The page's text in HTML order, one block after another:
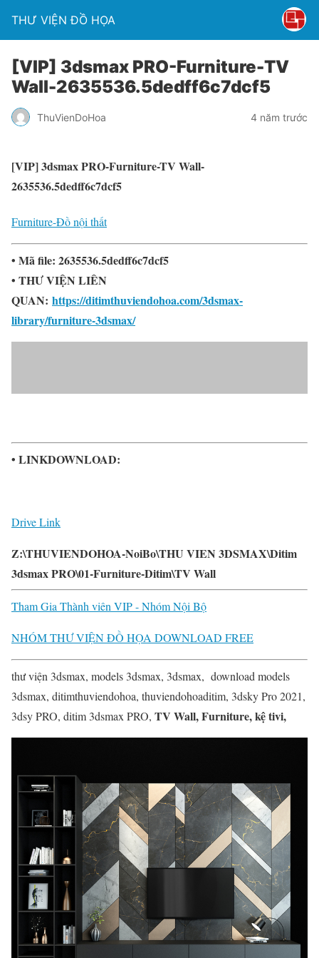
THƯ VIỆN ĐỒ HỌA
[VIP] 3dsmax PRO-Furniture-TV
Wall-2635536.5dedff6c7dcf5
ThuVienDoHoa 4 năm trước
[VIP] 3dsmax PRO-Furniture-TV Wall-
2635536.5dedff6c7dcf5
Furniture-Đồ nội thất
• Mã file: 2635536.5dedff6c7dcf5
• THƯ VIỆN LIÊN
QUAN: https://ditimthuviendohoa.com/3dsmax-
library/furniture-3dsmax/
• LINKDOWNLOAD:
Drive Link
Z:\THUVIENDOHOA-NoiBo\THU VIEN 3DSMAX\Ditim
3dsmax PRO\01-Furniture-Ditim\TV Wall
Tham Gia Thành viên VIP - Nhóm Nội Bộ
NHÓM THƯ VIỆN ĐỒ HỌA DOWNLOAD FREE
thư viện 3dsmax, models 3dsmax, 3dsmax, download models
3dsmax, ditimthuviendohoa, thuviendohoaditim, 3dsky Pro 2021,
3dsy PRO, ditim 3dsmax PRO, TV Wall, Furniture, kệ tivi,